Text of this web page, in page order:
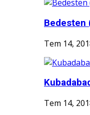
Bedesten
Tem 14,
Tem 14,